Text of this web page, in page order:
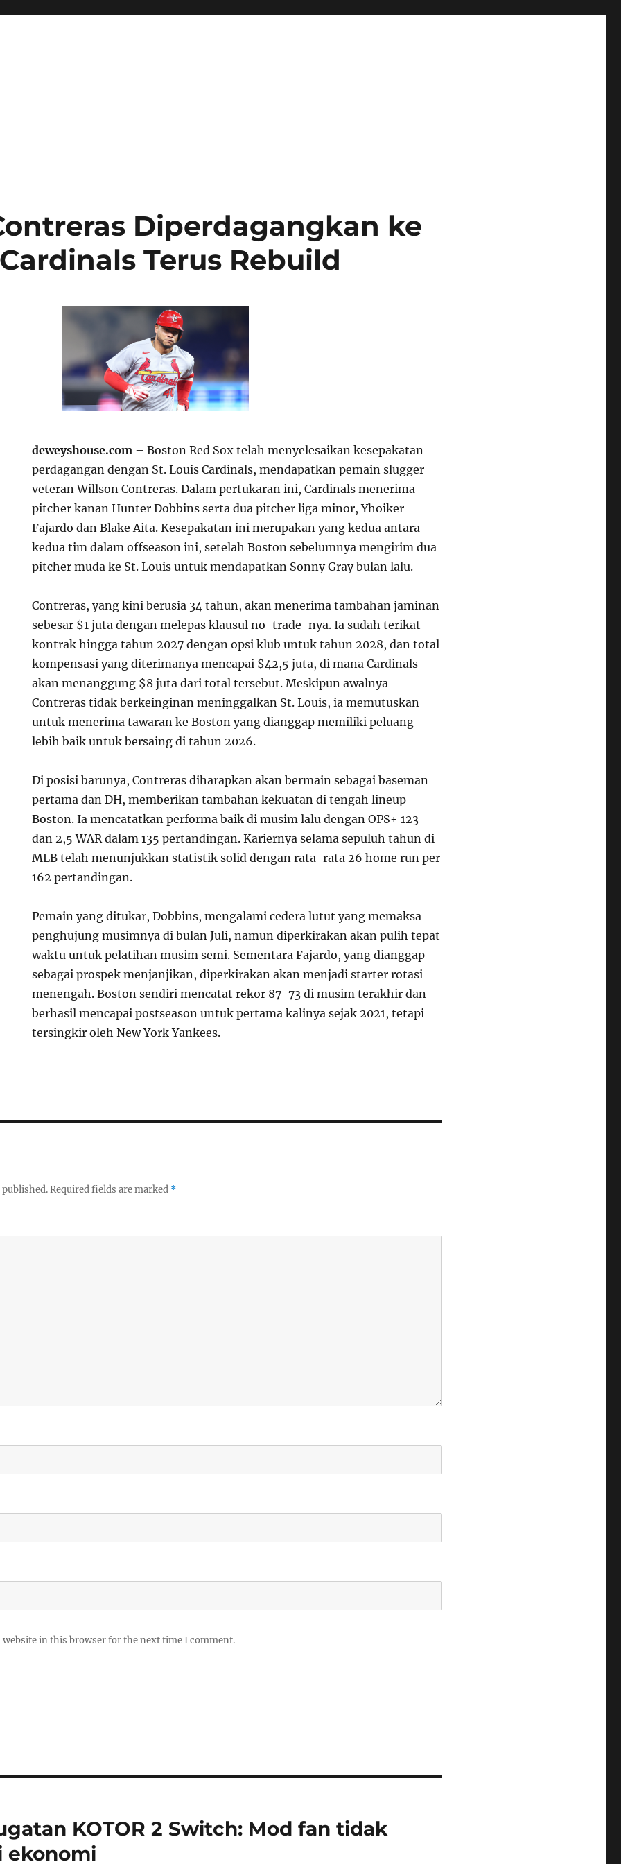
Diperdagangkan ke
Terus Rebuild
deweyshouse.com – Boston Red Sox telah menyelesaikan kesepakatan
perdagangan dengan St. Louis Cardinals, mendapatkan pemain slugger
veteran Willson Contreras. Dalam pertukaran ini, Cardinals menerima
pitcher kanan Hunter Dobbins serta dua pitcher liga minor, Yhoiker
Fajardo dan Blake Aita. Kesepakatan ini merupakan yang kedua antara
kedua tim dalam offseason ini, setelah Boston sebelumnya mengirim dua
pitcher muda ke St. Louis untuk mendapatkan Sonny Gray bulan lalu.
Contreras, yang kini berusia 34 tahun, akan menerima tambahan jaminan
sebesar $1 juta dengan melepas klausul no-trade-nya. Ia sudah terikat
kontrak hingga tahun 2027 dengan opsi klub untuk tahun 2028, dan total
kompensasi yang diterimanya mencapai $42,5 juta, di mana Cardinals
akan menanggung $8 juta dari total tersebut. Meskipun awalnya
Contreras tidak berkeinginan meninggalkan St. Louis, ia memutuskan
untuk menerima tawaran ke Boston yang dianggap memiliki peluang
lebih baik untuk bersaing di tahun 2026.
Di posisi barunya, Contreras diharapkan akan bermain sebagai baseman
pertama dan DH, memberikan tambahan kekuatan di tengah lineup
Boston. Ia mencatatkan performa baik di musim lalu dengan OPS+ 123
dan 2,5 WAR dalam 135 pertandingan. Kariernya selama sepuluh tahun di
MLB telah menunjukkan statistik solid dengan rata-rata 26 home run per
162 pertandingan.
Pemain yang ditukar, Dobbins, mengalami cedera lutut yang memaksa
penghujung musimnya di bulan Juli, namun diperkirakan akan pulih tepat
waktu untuk pelatihan musim semi. Sementara Fajardo, yang dianggap
sebagai prospek menjanjikan, diperkirakan akan menjadi starter rotasi
menengah. Boston sendiri mencatat rekor 87-73 di musim terakhir dan
berhasil mencapai postseason untuk pertama kalinya sejak 2021, tetapi
tersingkir oleh New York Yankees.
Required fields are marked *
website in this browser for the next time I comment.
KOTOR 2 Switch: Mod fan tidak
ekonomi